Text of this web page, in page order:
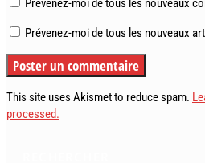
Prévenez-moi de tous les nouveaux
Prévenez-moi de tous les nouveaux
This site uses Akismet to reduce spam.
processed.